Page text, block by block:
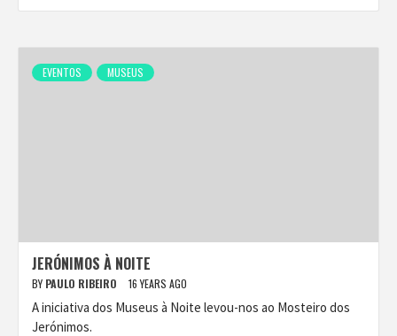
EVENTOS MUSEUS
JERÓNIMOS À NOITE
BY PAULO RIBEIRO 16 YEARS AGO
A iniciativa dos Museus à Noite levou-nos ao Mosteiro dos
Jerónimos.